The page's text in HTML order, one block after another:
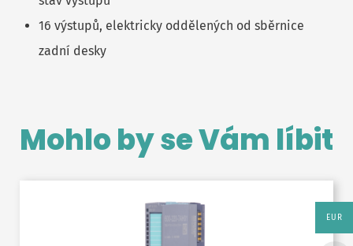
16 výstupů, elektricky oddělených od sběrnice
zadní desky
Mohlo by se Vám líbit
EUR